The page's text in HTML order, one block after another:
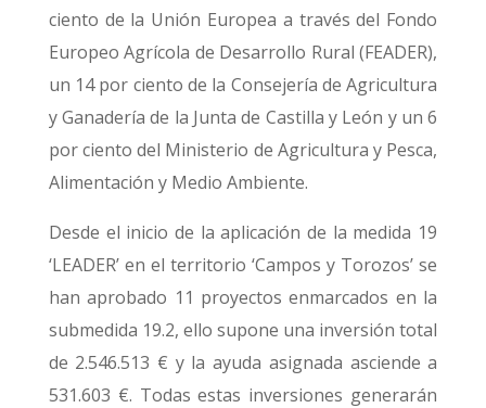
ciento de la Unión Europea a través del Fondo
Europeo Agrícola de Desarrollo Rural (FEADER),
un 14 por ciento de la Consejería de Agricultura
y Ganadería de la Junta de Castilla y León y un 6
por ciento del Ministerio de Agricultura y Pesca,
Alimentación y Medio Ambiente.
Desde el inicio de la aplicación de la medida 19
‘LEADER’ en el territorio ‘Campos y Torozos’ se
han aprobado 11 proyectos enmarcados en la
submedida 19.2, ello supone una inversión total
de 2.546.513 € y la ayuda asignada asciende a
531.603 €. Todas estas inversiones generarán